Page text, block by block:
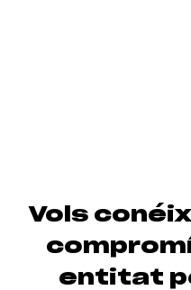
Vols
entitat